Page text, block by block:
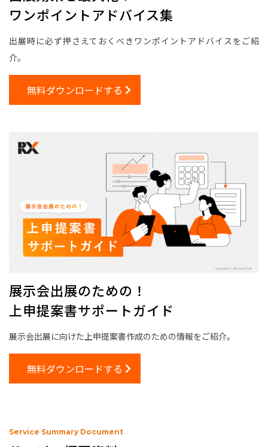
ワンポイントアドバイス集
出展時に必ず押さえておくべきワンポイントアドバイスをご紹
介。
無料ダウンロードする
展示会出展のための！
上申提案書サポートガイド
展示会出展に向けた上申提案書作成のための情報をご紹介。
無料ダウンロードする
Service Summary Document